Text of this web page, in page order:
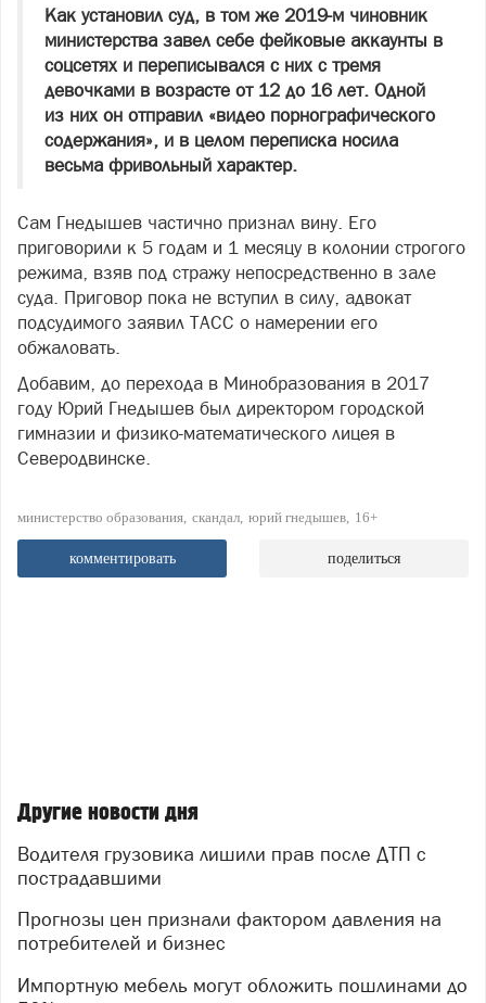
Как установил суд, в том же 2019-м чиновник
министерства завел себе фейковые аккаунты в
соцсетях и переписывался с них с тремя
девочками в возрасте от 12 до 16 лет. Одной
из них он отправил «видео порнографического
содержания», и в целом переписка носила
весьма фривольный характер.
Сам Гнедышев частично признал вину. Его
приговорили к 5 годам и 1 месяцу в колонии строгого
режима, взяв под стражу непосредственно в зале
суда. Приговор пока не вступил в силу, адвокат
подсудимого заявил ТАСС о намерении его
обжаловать.
Добавим, до перехода в Минобразования в 2017
году Юрий Гнедышев был директором городской
гимназии и физико-математического лицея в
Северодвинске.
министерство образования скандал юрий гнедышев 16+
комментировать поделиться
Другие новости дня
Водителя грузовика лишили прав после ДТП с
пострадавшими
Прогнозы цен признали фактором давления на
потребителей и бизнес
Импортную мебель могут обложить пошлинами до